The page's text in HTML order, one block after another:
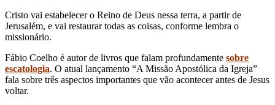
Cristo vai estabelecer o Reino de Deus nessa terra, a partir de
Jerusalém, e vai restaurar todas as coisas, conforme lembra o
missionário.
Fábio Coelho é autor de livros que falam profundamente sobre
escatologia. O atual lançamento “A Missão Apostólica da Igreja”
fala sobre três aspectos importantes que vão acontecer antes de Jesus
voltar.